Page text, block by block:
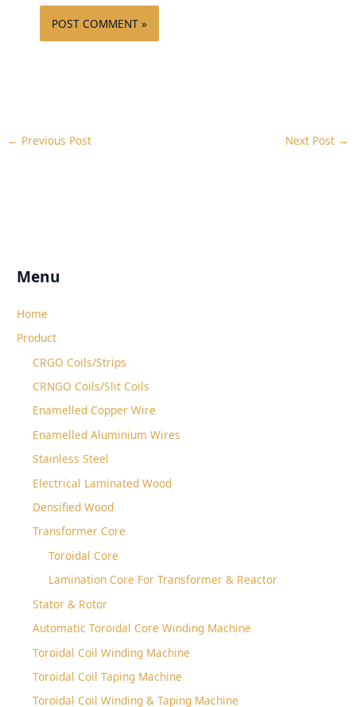
Menu
Home
Product
CRGO Coils/Strips
CRNGO Coils/Slit Coils
Enamelled Copper Wire
Enamelled Aluminium Wires
Stainless Steel
Electrical Laminated Wood
Densified Wood
Transformer Core
Toroidal Core
Lamination Core For Transformer & Reactor
Stator & Rotor
Automatic Toroidal Core Winding Machine
Toroidal Coil Winding Machine
Toroidal Coil Taping Machine
Toroidal Coil Winding & Taping Machine
← Previous Post Next Post →